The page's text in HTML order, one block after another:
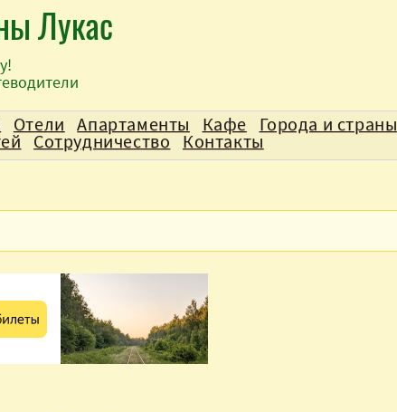
Лукас
Отели Апартаменты Кафе Города и страны
Сотрудничество Контакты